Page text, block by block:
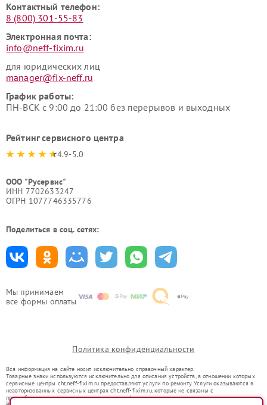
Мы принимаем
все формы оплаты
Контактный телефон:
8 (800) 301-55-83
Электронная почта:
info@neff-fixim.ru
для юридических лиц
manager@fix-neff.ru
График работы:
ПН-ВСК с 9:00 до 21:00 без перерывов и выходных
Рейтинг сервисного центра
4.9-5.0
ООО "Русервис"
ИНН 7702633247
ОГРН 1077746335776
Поделиться в соц. сетях:
Политика конфиденциальности
Вся информация на сайте носит исключительно справочный характер.
Товарные знаки используются исключительно для описания устройств, в отношении которых
сервисные центры cht.neff-fixim.ru предоставляют услуги по ремонту. Услуги оказываются в
неавторизованных сервисных центрах cht.neff-fixim.ru, которые не связаны с
правообладателями товарных знаков или их официальными представителями.